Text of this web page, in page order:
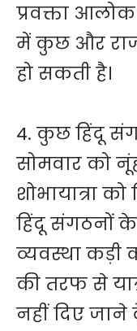
प्रवक्ता आलोक
में कुछ और
हो सकती है।
4. कुछ हिंदू
सोमवार को
शोभायात्रा
हिंदू संगठनों
व्यवस्था कड़ी
की तरफ से
नहीं दिए जाने